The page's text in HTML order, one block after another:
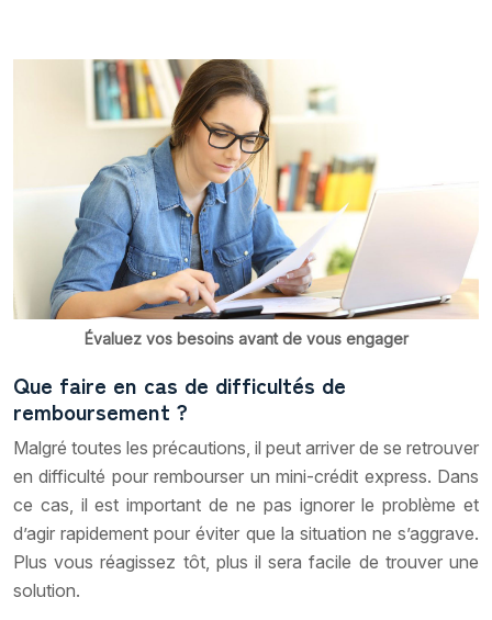
Évaluez vos besoins avant de vous engager
Que faire en cas de difficultés de
remboursement ?
Malgré toutes les précautions, il peut arriver de se retrouver
en difficulté pour rembourser un mini-crédit express. Dans
ce cas, il est important de ne pas ignorer le problème et
d’agir rapidement pour éviter que la situation ne s’aggrave.
Plus vous réagissez tôt, plus il sera facile de trouver une
solution.